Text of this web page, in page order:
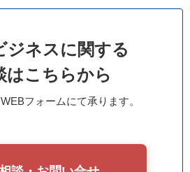
ジネスに関する
はこちらから
フォームにて承ります。